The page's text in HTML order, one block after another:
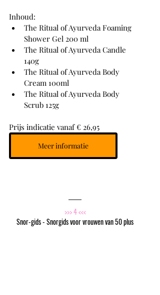
Inhoud:
The Ritual of Ayurveda Foaming
Shower Gel 200 ml
The Ritual of Ayurveda Candle
140g
The Ritual of Ayurveda Body
Cream 100ml
The Ritual of Ayurveda Body
Scrub 125g
Prijs indicatie vanaf € 26,95
Meer informatie
>>> 4 <<<
Snor-gids - Snorgids voor vrouwen van 50 plus